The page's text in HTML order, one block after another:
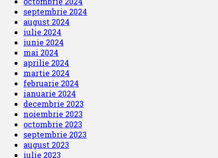
septembrie 2024
august 2024
iulie 2024
iunie 2024
mai 2024
aprilie 2024
martie 2024
februarie 2024
ianuarie 2024
decembrie 2023
noiembrie 2023
octombrie 2023
septembrie 2023
august 2023
iulie 2023